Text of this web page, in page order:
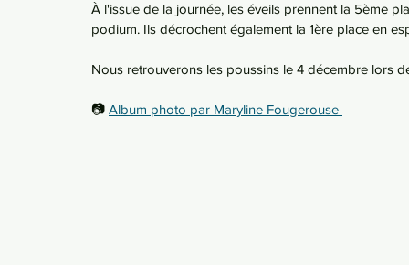
À l'issue de la journée, les éveils prennent la 5ème
podium. Ils décrochent également la 1ère place en
Nous retrouverons les poussins le 4 décembre lors
📷 Album photo par Maryline Fougerouse